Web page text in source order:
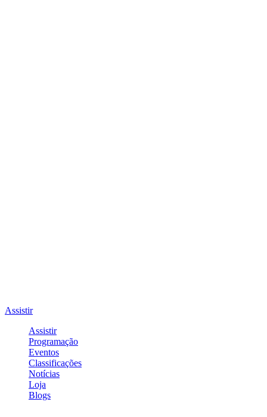
Assistir
Assistir
Programação
Eventos
Classificações
Notícias
Loja
Blogs